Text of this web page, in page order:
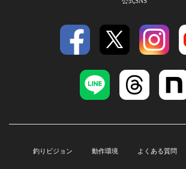
釣りビジョン 動作環境 よくある質問